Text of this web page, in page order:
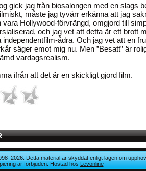
gick jag från biosalongen med en slags
måste jag tyvärr erkänna att jag
vara Hollywood-förvrängd, omgjord till
och jag vet att detta är ett brott
ådra. Och jag vet att en
säger emot mig nu. Men ”Besatt” är
vardagsrealism.
ifrån att det är en skickligt gjord film.
Detta material är skyddat enligt lagen om
är förbjuden. Hostad hosLevonline